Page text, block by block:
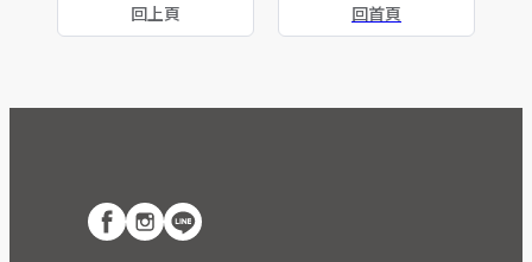
回上頁 回首頁